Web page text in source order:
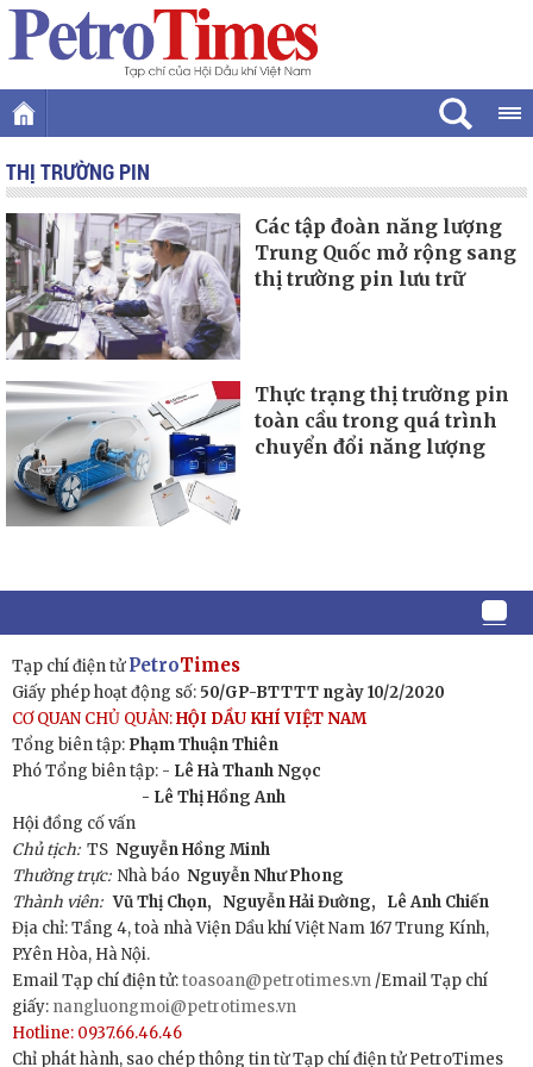
THỊ TRƯỜNG PIN
Các tập đoàn năng lượng
Trung Quốc mở rộng sang
thị trường pin lưu trữ
Thực trạng thị trường pin
toàn cầu trong quá trình
chuyển đổi năng lượng
Tạp chí điện tửPetroTimes
Giấy phép hoạt động số: 50/GP-BTTTT ngày 10/2/2020
CƠ QUAN CHỦ QUẢN:HỘI DẦU KHÍ VIỆT NAM
Tổng biên tập: Phạm Thuận Thiên
Phó Tổng biên tập: - Lê Hà Thanh Ngọc
- Lê Thị Hồng Anh
Hội đồng cố vấn
Chủ tịch:TS Nguyễn Hồng Minh
Thường trực: Nhà báo Nguyễn Như Phong
Thành viên: Vũ Thị Chọn, Nguyễn Hải Đường,
Lê Anh Chiến
Địa chỉ: Tầng 4, toà nhà Viện Dầu khí Việt Nam 167 Trung Kính,
P.Yên Hòa, Hà Nội.
Email Tạp chí điện tử:toasoan@petrotimes.vn /Email Tạp chí
giấy: nangluongmoi@petrotimes.vn
Hotline: 0937.66.46.46
Chỉ phát hành, sao chép thông tin từ Tạp chí điện tử PetroTimes